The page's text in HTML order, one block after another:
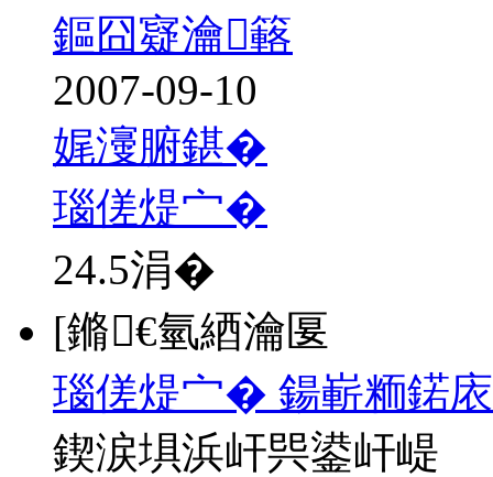
鏂囧寲瀹簵
2007-09-10
娓濅腑鍖�
瑙傞煶宀�
24.5涓�
[鏅€氫綇瀹匽
瑙傞煶宀� 鍚嶄粫鍩
鍥涙埧浜屽巺鍙屽崼